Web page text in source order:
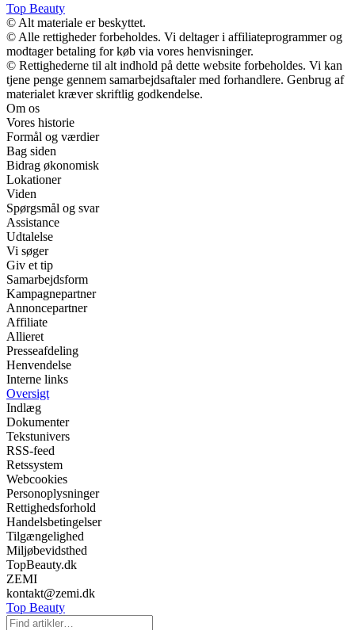
Top Beauty
© Alt materiale er beskyttet.
© Alle rettigheder forbeholdes. Vi deltager i affiliateprogrammer og
modtager betaling for køb via vores henvisninger.
© Rettighederne til alt indhold på dette website forbeholdes. Vi kan
tjene penge gennem samarbejdsaftaler med forhandlere. Genbrug af
materialet kræver skriftlig godkendelse.
Om os
Vores historie
Formål og værdier
Bag siden
Bidrag økonomisk
Lokationer
Viden
Spørgsmål og svar
Assistance
Udtalelse
Vi søger
Giv et tip
Samarbejdsform
Kampagnepartner
Annoncepartner
Affiliate
Allieret
Presseafdeling
Henvendelse
Interne links
Oversigt
Indlæg
Dokumenter
Tekstunivers
RSS-feed
Retssystem
Webcookies
Personoplysninger
Rettighedsforhold
Handelsbetingelser
Tilgængelighed
Miljøbevidsthed
TopBeauty.dk
ZEMI
kontakt@zemi.dk
Top Beauty